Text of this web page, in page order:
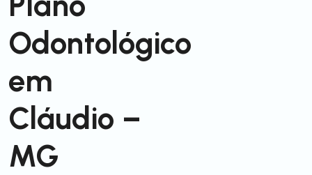
Odontológico
em
Cláudio –
MG